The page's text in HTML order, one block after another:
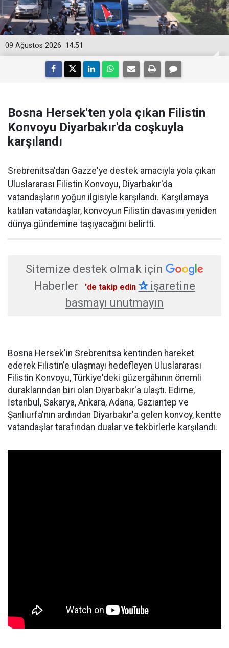
14:51
09 Ağustos 2026
Bosna Hersek'ten yola çıkan Filistin
Konvoyu Diyarbakır'da coşkuyla
karşılandı
Srebrenitsa'dan Gazze'ye destek amacıyla yola çıkan
Uluslararası Filistin Konvoyu, Diyarbakır'da
vatandaşların yoğun ilgisiyle karşılandı. Karşılamaya
katılan vatandaşlar, konvoyun Filistin davasını yeniden
dünya gündemine taşıyacağını belirtti.
Sitemize destek olmak için
Haberler
'de takip edin ✰işaretine
basmayı unutmayın
Bosna Hersek'in Srebrenitsa kentinden hareket
ederek Filistin'e ulaşmayı hedefleyen Uluslararası
Filistin Konvoyu, Türkiye'deki güzergâhının önemli
duraklarından biri olan Diyarbakır'a ulaştı. Edirne,
İstanbul, Sakarya, Ankara, Adana, Gaziantep ve
Şanlıurfa'nın ardından Diyarbakır'a gelen konvoy, kentte
vatandaşlar tarafından dualar ve tekbirlerle karşılandı.